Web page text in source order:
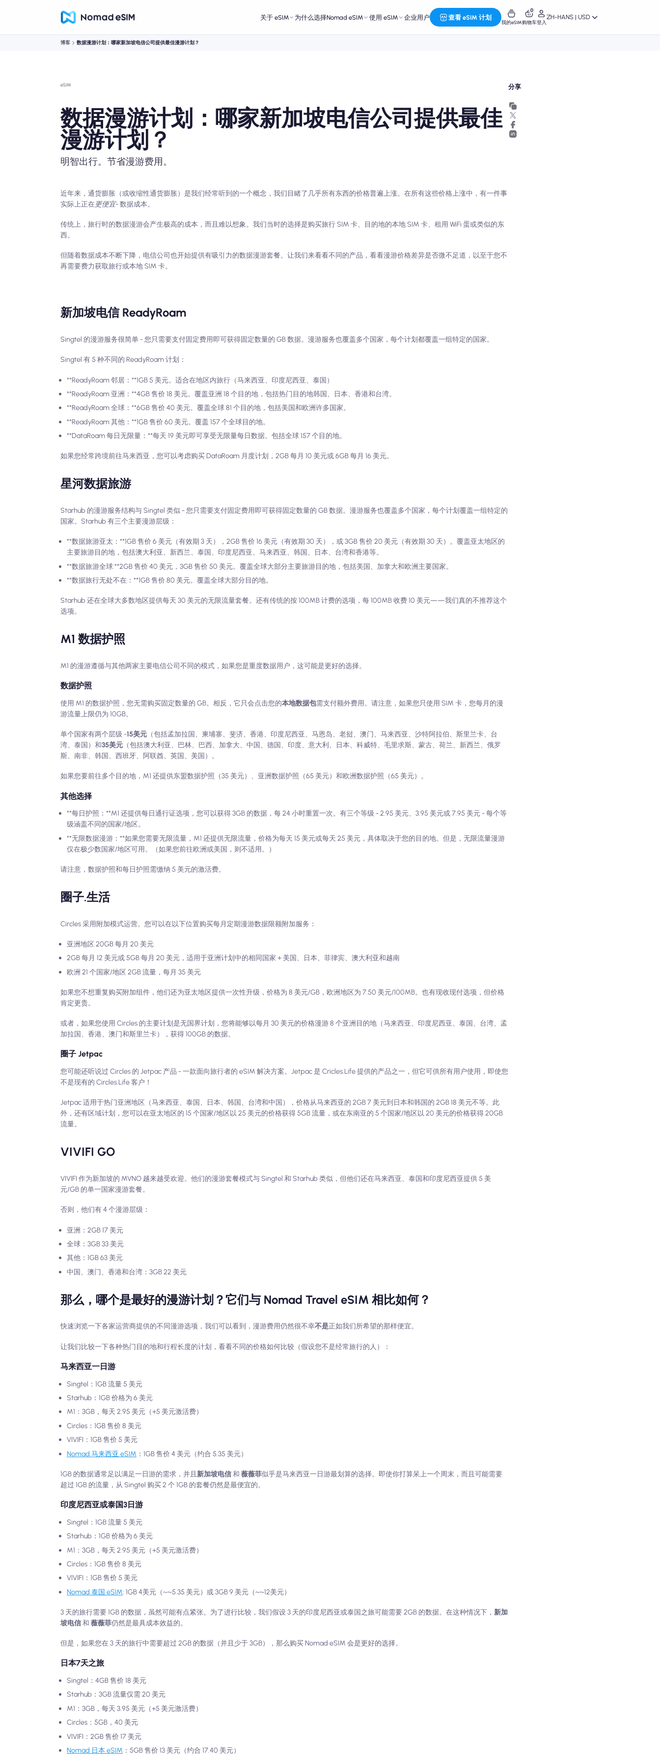
关于 eSIM 为什么选择Nomad eSIM 使用 eSIM 企业用户 查看 eSIM 计划
我的eSIM
0
购物车登入
ZH-HANS | USD
博客 数据漫游计划：哪家新加坡电信公司提供最佳漫游计划？
eSIM
数据漫游计划：哪家新加坡电信公司提供最佳
漫游计划？
明智出行。节省漫游费用。
近年来，通货膨胀（或收缩性通货膨胀）是我们经常听到的一个概念，我们目睹了几乎所有东西的价格普遍上涨。在所有这些价格上涨中，有一件事
实际上正在更便宜- 数据成本。
传统上，旅行时的数据漫游会产生极高的成本，而且难以想象。我们当时的选择是购买旅行 SIM 卡、目的地的本地 SIM 卡、租用 WiFi 蛋或类似的东
西。
但随着数据成本不断下降，电信公司也开始提供有吸引力的数据漫游套餐。让我们来看看不同的产品，看看漫游价格差异是否微不足道，以至于您不
再需要费力获取旅行或本地 SIM 卡。
新加坡电信 ReadyRoam
Singtel 的漫游服务很简单 - 您只需要支付固定费用即可获得固定数量的 GB 数据。漫游服务也覆盖多个国家，每个计划都覆盖一组特定的国家。
Singtel 有 5 种不同的 ReadyRoam 计划：
**ReadyRoam 邻居：**1GB 5 美元。适合在地区内旅行（马来西亚、印度尼西亚、泰国）
**ReadyRoam 亚洲：**4GB 售价 18 美元。覆盖亚洲 18 个目的地，包括热门目的地韩国、日本、香港和台湾。
**ReadyRoam 全球：**6GB 售价 40 美元。覆盖全球 81 个目的地，包括美国和欧洲许多国家。
**ReadyRoam 其他：**1GB 售价 60 美元。覆盖 157 个全球目的地。
**DataRoam 每日无限量：**每天 19 美元即可享受无限量每日数据。包括全球 157 个目的地。
如果您经常跨境前往马来西亚，您可以考虑购买 DataRoam 月度计划，2GB 每月 10 美元或 6GB 每月 16 美元。
星河数据旅游
Starhub 的漫游服务结构与 Singtel 类似 - 您只需要支付固定费用即可获得固定数量的 GB 数据。漫游服务也覆盖多个国家，每个计划覆盖一组特定的
国家。Starhub 有三个主要漫游层级：
**数据旅游亚太：**1GB 售价 6 美元（有效期 3 天），2GB 售价 16 美元（有效期 30 天），或 3GB 售价 20 美元（有效期 30 天）。覆盖亚太地区的
主要旅游目的地，包括澳大利亚、新西兰、泰国、印度尼西亚、马来西亚、韩国、日本、台湾和香港等。
**数据旅游全球:**2GB 售价 40 美元，3GB 售价 50 美元。覆盖全球大部分主要旅游目的地，包括美国、加拿大和欧洲主要国家。
**数据旅行无处不在：**1GB 售价 80 美元。覆盖全球大部分目的地。
Starhub 还在全球大多数地区提供每天 30 美元的无限流量套餐。还有传统的按 100MB 计费的选项，每 100MB 收费 10 美元——我们真的不推荐这个
选项。
M1 数据护照
M1 的漫游遵循与其他两家主要电信公司不同的模式，如果您是重度数据用户，这可能是更好的选择。
数据护照
使用 M1 的数据护照，您无需购买固定数量的 GB。相反，它只会点击您的本地数据包需支付额外费用。请注意，如果您只使用 SIM 卡，您每月的漫
游流量上限仍为 10GB。
单个国家有两个层级 -15美元 （包括孟加拉国、柬埔寨、斐济、香港、印度尼西亚、马恩岛、老挝、澳门、马来西亚、沙特阿拉伯、斯里兰卡、台
湾、泰国）和35美元 （包括澳大利亚、巴林、巴西、加拿大、中国、德国、印度、意大利、日本、科威特、毛里求斯、蒙古、荷兰、新西兰、俄罗
斯、南非、韩国、西班牙、阿联酋、英国、美国）。
如果您要前往多个目的地，M1 还提供东盟数据护照（35 美元）、亚洲数据护照（65 美元）和欧洲数据护照（65 美元）。
其他选择
**每日护照：**M1 还提供每日通行证选项，您可以获得 3GB 的数据，每 24 小时重置一次。有三个等级 - 2.95 美元、3.95 美元或 7.95 美元 - 每个等
级涵盖不同的国家/地区。
**无限数据漫游：**如果您需要无限流量，M1 还提供无限流量，价格为每天 15 美元或每天 25 美元，具体取决于您的目的地。但是，无限流量漫游
仅在极少数国家/地区可用。（如果您前往欧洲或美国，则不适用。）
请注意，数据护照和每日护照需缴纳 5 美元的激活费。
圈子.生活
Circles 采用附加模式运营。您可以在以下位置购买每月定期漫游数据限额附加服务：
亚洲地区 20GB 每月 20 美元
2GB 每月 12 美元或 5GB 每月 20 美元，适用于亚洲计划中的相同国家 + 美国、日本、菲律宾、澳大利亚和越南
欧洲 21 个国家/地区 2GB 流量，每月 35 美元
如果您不想重复购买附加组件，他们还为亚太地区提供一次性升级，价格为 8 美元/GB，欧洲地区为 7.50 美元/100MB。也有现收现付选项，但价格
肯定更贵。
或者，如果您使用 Circles 的主要计划是无国界计划，您将能够以每月 30 美元的价格漫游 8 个亚洲目的地（马来西亚、印度尼西亚、泰国、台湾、孟
加拉国、香港、澳门和斯里兰卡），获得 100GB 的数据。
圈子 Jetpac
您可能还听说过 Circles 的 Jetpac 产品 - 一款面向旅行者的 eSIM 解决方案。Jetpac 是 Cricles.Life 提供的产品之一，但它可供所有用户使用，即使您
不是现有的 Circles.Life 客户！
Jetpac 适用于热门亚洲地区（马来西亚、泰国、日本、韩国、台湾和中国），价格从马来西亚的 2GB 7 美元到日本和韩国的 2GB 18 美元不等。此
外，还有区域计划，您可以在亚太地区的 15 个国家/地区以 25 美元的价格获得 5GB 流量，或在东南亚的 5 个国家/地区以 20 美元的价格获得 20GB
流量。
VIVIFI GO
VIVIFI 作为新加坡的 MVNO 越来越受欢迎。他们的漫游套餐模式与 Singtel 和 Starhub 类似，但他们还在马来西亚、泰国和印度尼西亚提供 5 美
元/GB 的单一国家漫游套餐。
否则，他们有 4 个漫游层级：
亚洲：2GB 17 美元
全球：3GB 33 美元
其他：1GB 63 美元
中国、澳门、香港和台湾：3GB 22 美元
那么，哪个是最好的漫游计划？它们与 Nomad Travel eSIM 相比如何？
快速浏览一下各家运营商提供的不同漫游选项，我们可以看到，漫游费用仍然很不幸不是正如我们所希望的那样便宜。
让我们比较一下各种热门目的地和行程长度的计划，看看不同的价格如何比较（假设您不是经常旅行的人）：
马来西亚一日游
Singtel：1GB 流量 5 美元
Starhub：1GB 价格为 6 美元
M1：3GB，每天 2.95 美元（+5 美元激活费）
Circles：1GB 售价 8 美元
VIVIFI：1GB 售价 5 美元
Nomad 马来西亚 eSIM ：1GB 售价 4 美元（约合 5.35 美元）
1GB 的数据通常足以满足一日游的需求，并且新加坡电信和薇薇菲似乎是马来西亚一日游最划算的选择。即使你打算呆上一个周末，而且可能需要
超过 1GB 的流量，从 Singtel 购买 2 个 1GB 的套餐仍然是最便宜的。
印度尼西亚或泰国3日游
Singtel：1GB 流量 5 美元
Starhub：1GB 价格为 6 美元
M1：3GB，每天 2.95 美元（+5 美元激活费）
Circles：1GB 售价 8 美元
VIVIFI：1GB 售价 5 美元
Nomad 泰国 eSIM: 1GB 4美元（~~5.35 美元）或 3GB 9 美元（~~12美元）
3 天的旅行需要 1GB 的数据，虽然可能有点紧张。为了进行比较，我们假设 3 天的印度尼西亚或泰国之旅可能需要 2GB 的数据。在这种情况下，新加
坡电信和薇薇菲仍然是最具成本效益的。
但是，如果您在 3 天的旅行中需要超过 2GB 的数据（并且少于 3GB），那么购买 Nomad eSIM 会是更好的选择。
日本7天之旅
Singtel：4GB 售价 18 美元
Starhub：3GB 流量仅需 20 美元
M1：3GB，每天 3.95 美元（+5 美元激活费）
Circles：5GB，40 美元
VIVIFI：2GB 售价 17 美元
Nomad 日本 eSIM ：5GB 售价 13 美元（约合 17.40 美元）
分享